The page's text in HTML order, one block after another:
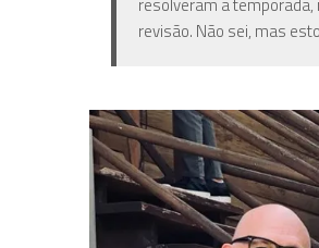
revisão. Não sei, mas